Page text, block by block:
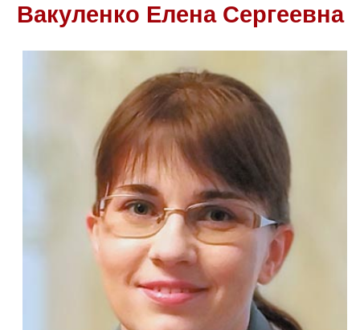
Вакуленко Елена Сергеевна